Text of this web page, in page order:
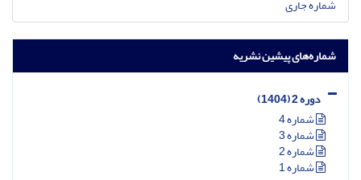
شماره جاری
شماره‌های پیشین نشریه
دوره 2 (1404)
شماره 4
شماره 3
شماره 2
شماره 1